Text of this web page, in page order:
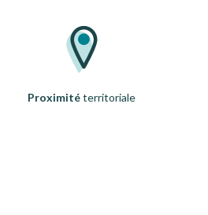
Proximitéterritoriale